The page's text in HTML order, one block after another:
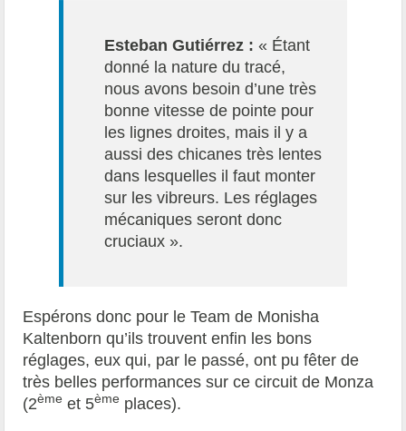
Esteban Gutiérrez : « Étant
donné la nature du tracé,
nous avons besoin d’une très
bonne vitesse de pointe pour
les lignes droites, mais il y a
aussi des chicanes très lentes
dans lesquelles il faut monter
sur les vibreurs. Les réglages
mécaniques seront donc
cruciaux ».
Espérons donc pour le Team de Monisha
Kaltenborn qu’ils trouvent enfin les bons
réglages, eux qui, par le passé, ont pu fêter de
très belles performances sur ce circuit de Monza
(2ème et 5ème places).